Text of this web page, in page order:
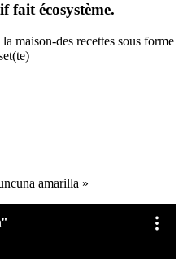
fait écosystème.
la maison-des recettes sous forme
amarilla »